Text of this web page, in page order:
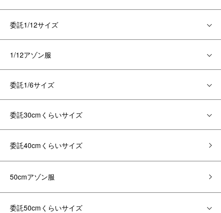
委託1/12サイズ
1/12アゾン服
委託1/6サイズ
委託30cmくらいサイズ
委託40cmくらいサイズ
50cmアゾン服
委託50cmくらいサイズ